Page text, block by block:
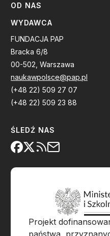
OD NAS
WYDAWCA
FUNDACJA PAP
Bracka 6/8
00-502, Warszawa
naukawpolsce@pap.pl
(+48 22) 509 27 07
(+48 22) 509 23 88
ŚLEDŹ NAS
Projekt